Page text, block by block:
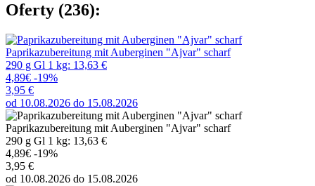
Oferty (236):
Paprikazubereitung mit Auberginen "Ajvar" scharf
290 g Gl 1 kg: 13,63 €
4,89€ -19%
3,95 €
od 10.08.2026 do 15.08.2026
Paprikazubereitung mit Auberginen "Ajvar" scharf
290 g Gl 1 kg: 13,63 €
4,89€ -19%
3,95 €
od 10.08.2026 do 15.08.2026